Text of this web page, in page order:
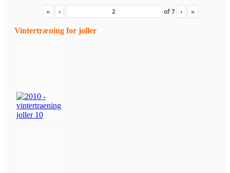
« ‹ of7 › »
Vintertræning for joller